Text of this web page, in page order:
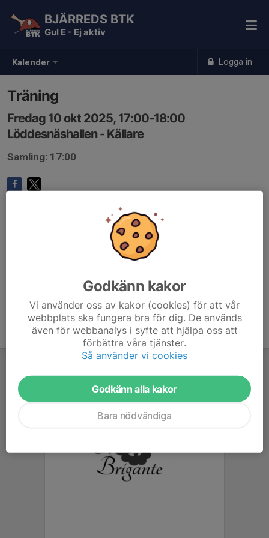
Kalender Logga in
BJÄRREDS BTK
Gul E - Ej aktiv
Träning
Fredag 10 okt 2025, 17:00-18:00
Löddesnäshallen - Källare
Samling: 17:00
Godkänn kakor
Vi använder oss av kakor (cookies) för att vår
webbplats ska fungera bra för dig. De används
även för webbanalys i syfte att hjälpa oss att
förbättra våra tjänster.
Så använder vi cookies
Godkänn alla kakor
Bara nödvändiga